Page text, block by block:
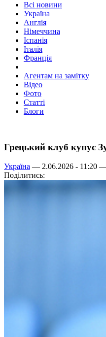
Всі новини
Україна
Англія
Німеччина
Іспанія
Італія
Франція
Агентам на замітку
Відео
Фото
Статті
Блоги
Грецький клуб купує
Україна — 2.06.2026 - 11:20
Поділитись: